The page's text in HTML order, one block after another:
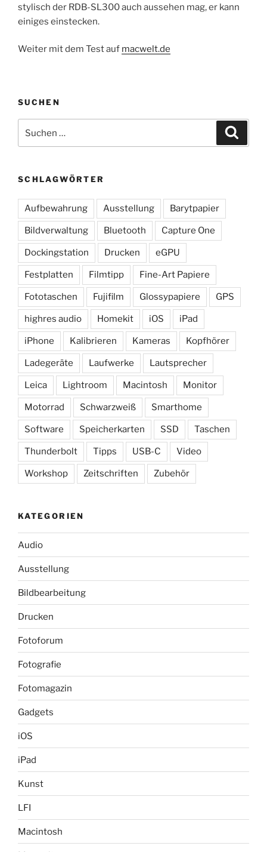
stylisch der RDB-SL300 auch aussehen mag, er kann
einiges einstecken.
Weiter mit dem Test auf macwelt.de
SUCHEN
nach:
SCHLAGWÖRTER
Aufbewahrung Ausstellung Barytpapier
Bildverwaltung Bluetooth Capture One
Dockingstation Drucken eGPU
Festplatten Filmtipp Fine-Art Papiere
Fototaschen Fujifilm Glossypapiere GPS
highres audio Homekit iOS iPad
iPhone Kalibrieren Kameras Kopfhörer
Ladegeräte Laufwerke Lautsprecher
Leica Lightroom Macintosh Monitor
Motorrad Schwarzweiß Smarthome
Software Speicherkarten SSD Taschen
Thunderbolt Tipps USB-C Video
Workshop Zeitschriften Zubehör
KATEGORIEN
Audio
Ausstellung
Bildbearbeitung
Drucken
Fotoforum
Fotografie
Fotomagazin
Gadgets
iOS
iPad
Kunst
LFI
Macintosh